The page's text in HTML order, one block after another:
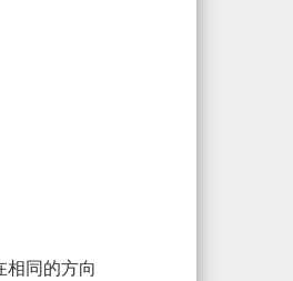
相同的方向